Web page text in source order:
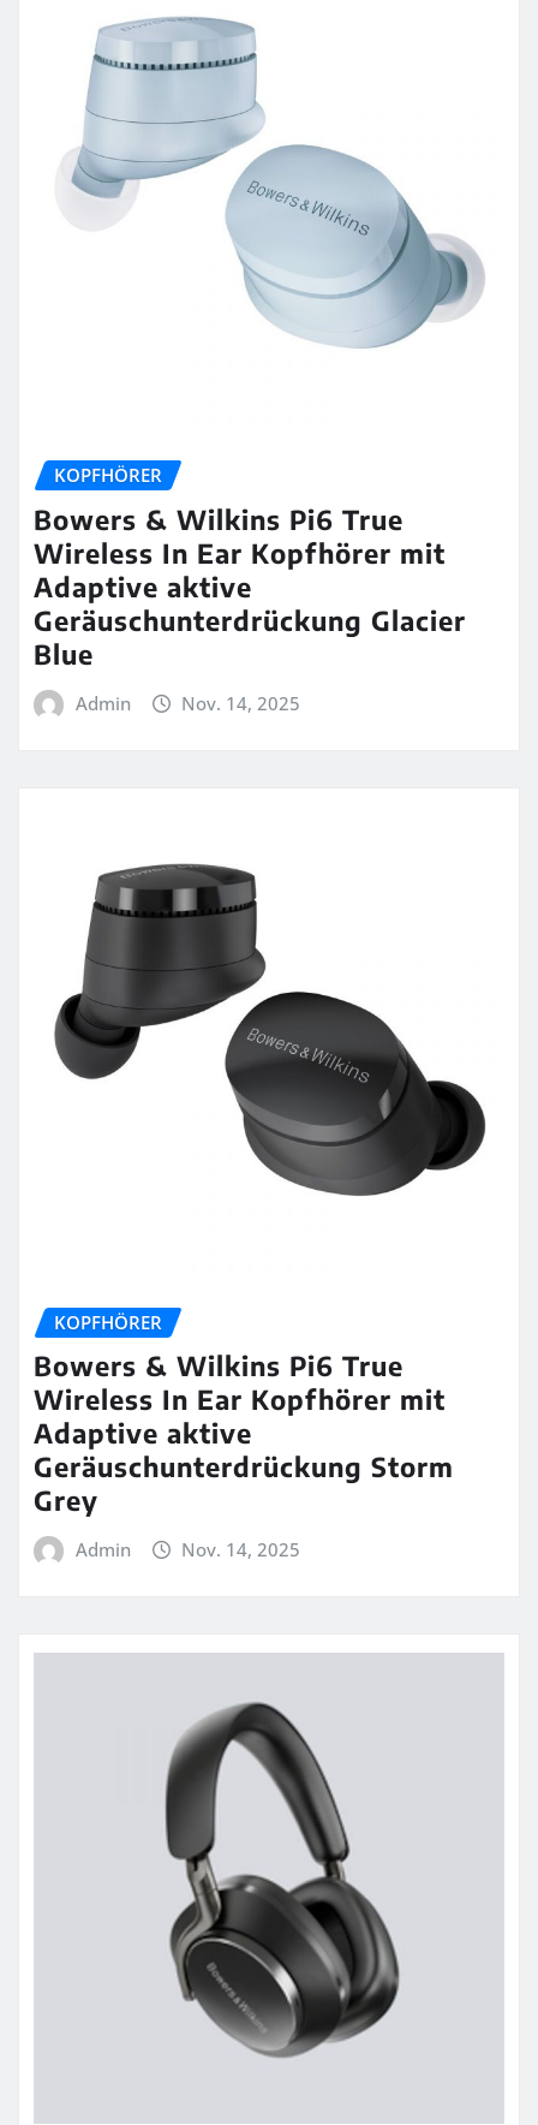
KOPFHÖRER
Bowers & Wilkins Pi6 True
Wireless In Ear Kopfhörer mit
Adaptive aktive
Geräuschunterdrückung Glacier
Blue
Admin Nov. 14, 2025
KOPFHÖRER
Bowers & Wilkins Pi6 True
Wireless In Ear Kopfhörer mit
Adaptive aktive
Geräuschunterdrückung Storm
Grey
Admin Nov. 14, 2025